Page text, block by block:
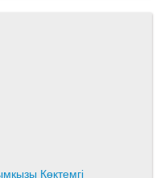
Көктемгі